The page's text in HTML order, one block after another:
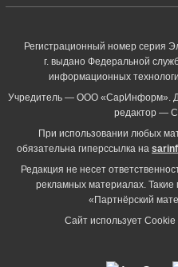
Регистрационный номер серия
г. выдано Федеральной
информационных
Учредитель — ООО «СарИнформ».
редактор —
При использовании любых
обязательна гиперссылка на
Редакция не несет
рекламных материалах.
«Партнёрский
Сайт использует